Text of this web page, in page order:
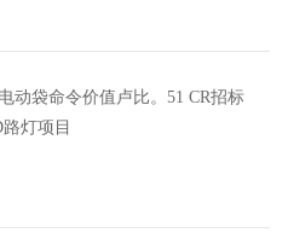
动袋命令价值卢比。51 CR招标
灯项目